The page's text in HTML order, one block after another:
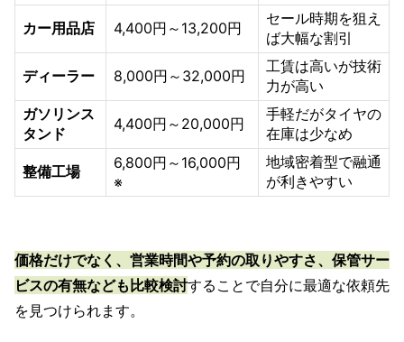
カー用品店 4,400円～13,200円
セール時期を狙え
ば大幅な割引
ディーラー 8,000円～32,000円
工賃は高いが技術
力が高い
ガソリンス
タンド
4,400円～20,000円
手軽だがタイヤの
在庫は少なめ
整備工場
6,800円～16,000円
※
地域密着型で融通
が利きやすい
価格だけでなく、営業時間や予約の取りやすさ、保管サー
ビスの有無なども比較検討することで自分に最適な依頼先
を見つけられます。